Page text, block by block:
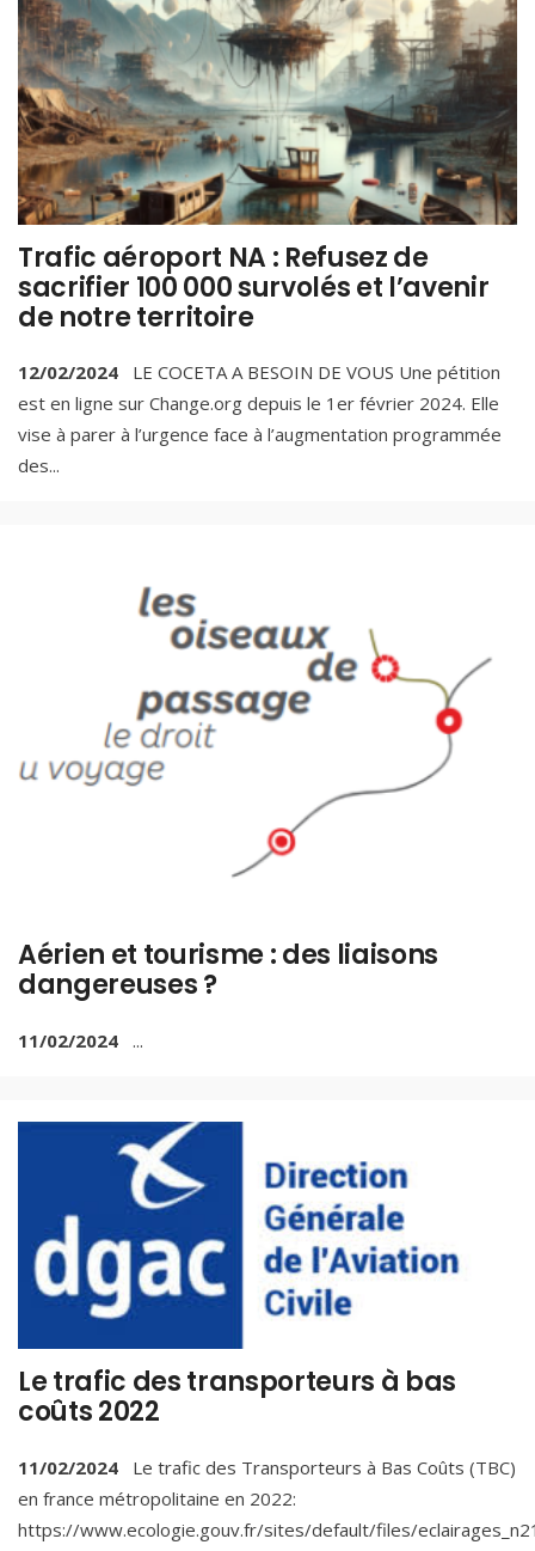
Trafic aéroport NA : Refusez de
sacrifier 100 000 survolés et l’avenir
de notre territoire
12/02/2024
LE COCETA A BESOIN DE VOUS Une pétition
est en ligne sur Change.org depuis le 1er février 2024. Elle
vise à parer à l’urgence face à l’augmentation programmée
des...
Aérien et tourisme : des liaisons
dangereuses ?
11/02/2024 ...
Le trafic des transporteurs à bas
coûts 2022
11/02/2024
Le trafic des Transporteurs à Bas Coûts (TBC)
en france métropolitaine en 2022:
https://www.ecologie.gouv.fr/sites/default/files/